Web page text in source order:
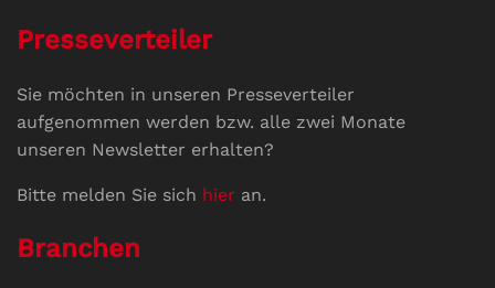
Presseverteiler
Sie möchten in unseren Presseverteiler
aufgenommen werden bzw. alle zwei Monate
unseren Newsletter erhalten?
Bitte melden Sie sich hier an.
Branchen